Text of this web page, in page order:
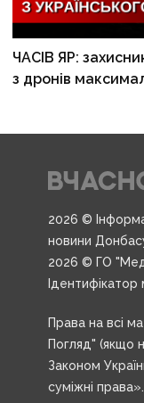
ЧАСІВ ЯР:
з дронів
2026 ©
новини
2026 © ГО
Права на всі
Погляд" (якщо
Законом
суміжні